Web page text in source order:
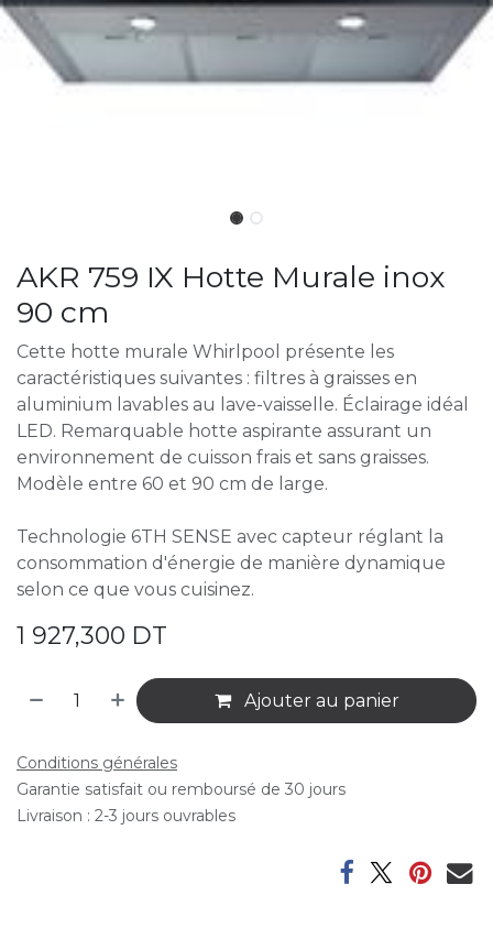
AKR 759 IX Hotte Murale inox
90 cm
Cette hotte murale Whirlpool présente les
caractéristiques suivantes : filtres à graisses en
aluminium lavables au lave-vaisselle. Éclairage idéal
LED. Remarquable hotte aspirante assurant un
environnement de cuisson frais et sans graisses.
Modèle entre 60 et 90 cm de large.
Technologie 6TH SENSE avec capteur réglant la
consommation d'énergie de manière dynamique
selon ce que vous cuisinez.
1 927,300 DT
Ajouter au panier
Conditions générales
Garantie satisfait ou remboursé de 30 jours
Livraison : 2-3 jours ouvrables